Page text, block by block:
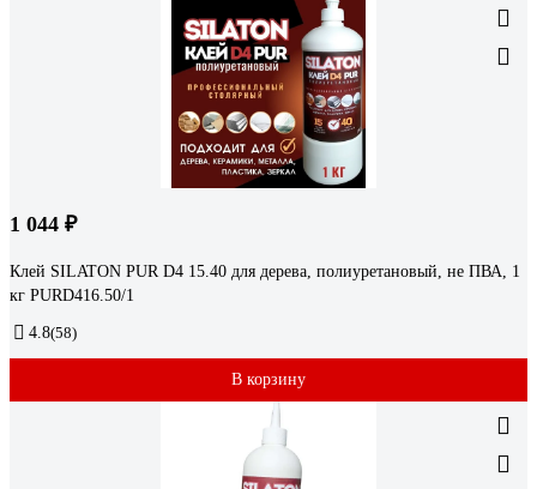
1 044 ₽
Клей SILATON PUR D4 15.40 для дерева, полиуретановый, не ПВА, 1
кг PURD416.50/1
4.8(58)
В корзину